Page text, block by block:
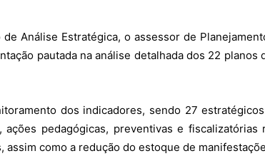
Análise Estratégica, o assessor de
pautada na análise detalhada dos 22 planos
dos indicadores, sendo 27
pedagógicas, preventivas e fiscalizatórias
assim como a redução do estoque de